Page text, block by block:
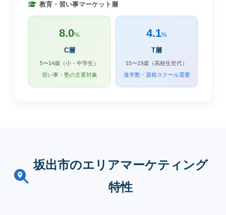
教育・習い事マーケット層
8.0%
C層
5〜14歳（小・中学生）
習い事・塾の主要対象
4.1%
T層
15〜19歳（高校生世代）
進学塾・資格スクール需要
坂出市のエリアマーケティング
特性